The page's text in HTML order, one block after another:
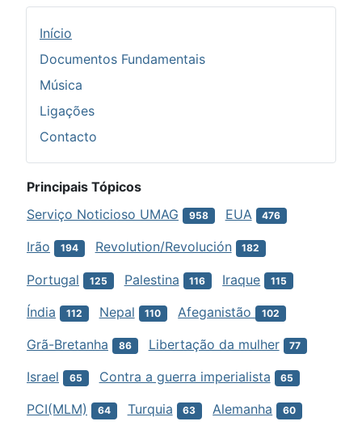
Início
Documentos Fundamentais
Música
Ligações
Contacto
Principais Tópicos
Serviço Noticioso UMAG
958 EUA 476
Irão 194 Revolution/Revolución 182
Portugal 125 Palestina 116 Iraque 115
Índia 112 Nepal 110 Afeganistão 102
Grã-Bretanha 86 Libertação da mulher 77
Israel 65 Contra a guerra imperialista 65
PCI(MLM) 64 Turquia 63 Alemanha 60